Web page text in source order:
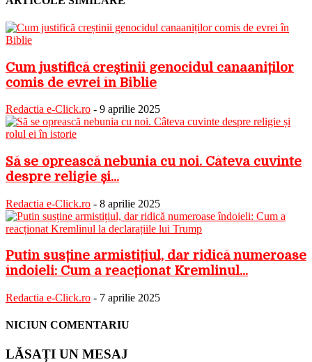
Cum justifică creștinii genocidul canaaniților
comis de evrei în Biblie
Redactia e-Click.ro - 9 aprilie 2025
Să se oprească nebunia cu noi. Câteva cuvinte
despre religie și...
Redactia e-Click.ro - 8 aprilie 2025
Putin susține armistițiul, dar ridică numeroase
îndoieli: Cum a reacționat Kremlinul...
Redactia e-Click.ro - 7 aprilie 2025
NICIUN COMENTARIU
LĂSAȚI UN MESAJ